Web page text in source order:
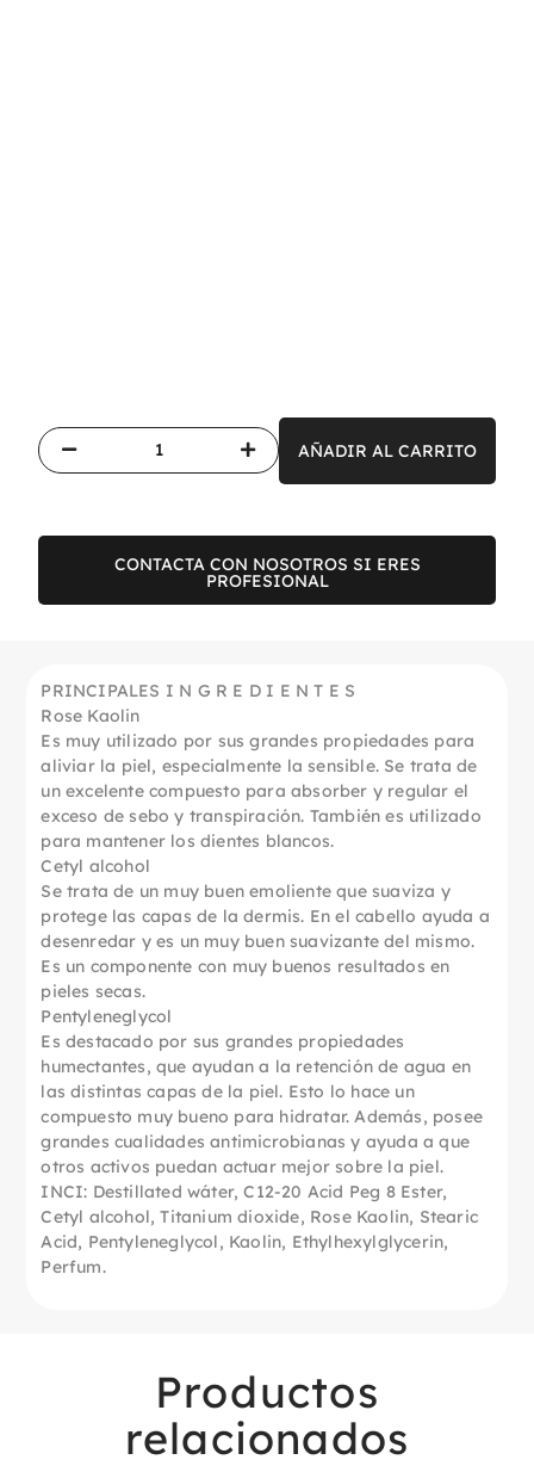
AÑADIR AL CARRITO
CONTACTA CON NOSOTROS SI ERES
PROFESIONAL
PRINCIPALES I N G R E D I E N T E S
Rose Kaolin
Es muy utilizado por sus grandes propiedades para
aliviar la piel, especialmente la sensible. Se trata de
un excelente compuesto para absorber y regular el
exceso de sebo y transpiración. También es utilizado
para mantener los dientes blancos.
Cetyl alcohol
Se trata de un muy buen emoliente que suaviza y
protege las capas de la dermis. En el cabello ayuda a
desenredar y es un muy buen suavizante del mismo.
Es un componente con muy buenos resultados en
pieles secas.
Pentyleneglycol
Es destacado por sus grandes propiedades
humectantes, que ayudan a la retención de agua en
las distintas capas de la piel. Esto lo hace un
compuesto muy bueno para hidratar. Además, posee
grandes cualidades antimicrobianas y ayuda a que
otros activos puedan actuar mejor sobre la piel.
INCI: Destillated wáter, C12-20 Acid Peg 8 Ester,
Cetyl alcohol, Titanium dioxide, Rose Kaolin, Stearic
Acid, Pentyleneglycol, Kaolin, Ethylhexylglycerin,
Perfum.
Productos
relacionados